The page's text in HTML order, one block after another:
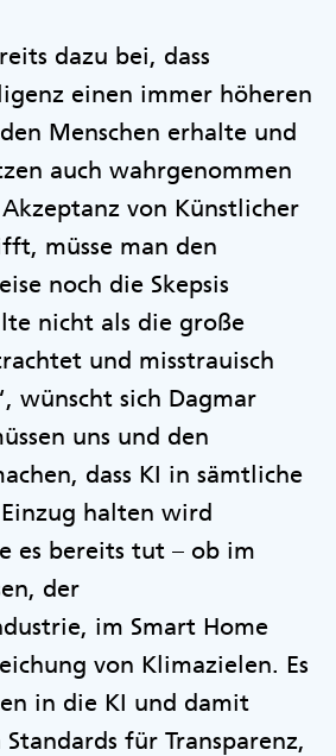
dazu bei, dass
einen immer höheren
Menschen erhalte und
auch wahrgenommen
von Künstlicher
müsse man den
noch die Skepsis
nicht als die große
und misstrauisch
wünscht sich Dagmar
uns und den
dass KI in sämtliche
halten wird
es bereits tut – ob im
der
im Smart Home
von Klimazielen. Es
in die KI und damit
für Transparenz,